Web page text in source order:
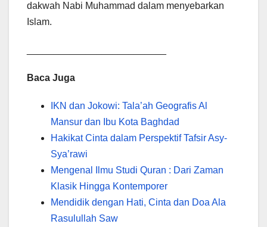
dakwah Nabi Muhammad dalam menyebarkan
Islam.
Baca Juga
IKN dan Jokowi: Tala’ah Geografis Al
Mansur dan Ibu Kota Baghdad
Hakikat Cinta dalam Perspektif Tafsir Asy-
Sya’rawi
Mengenal Ilmu Studi Quran : Dari Zaman
Klasik Hingga Kontemporer
Mendidik dengan Hati, Cinta dan Doa Ala
Rasulullah Saw